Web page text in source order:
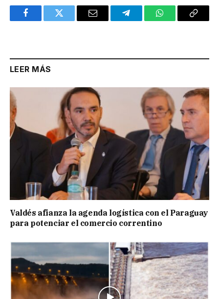
FacebookTwitter Email TelegramWhatsAppCopy
LEER MÁS
Valdés afianza la agenda logística con el Paraguay
para potenciar el comercio correntino